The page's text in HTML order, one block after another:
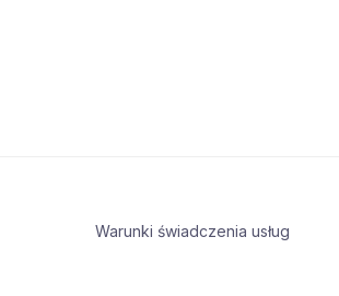
Warunki świadczenia usług